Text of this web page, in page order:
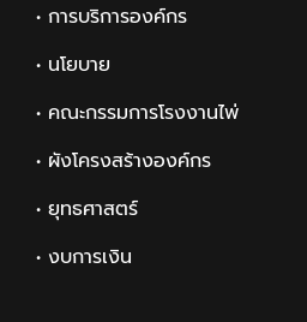
• การบริการองค์กร
• นโยบาย
• คณะกรรมการโรงงานไพ่
• ผังโครงสร้างองค์กร
• ยุทธศาสตร์
• งบการเงิน